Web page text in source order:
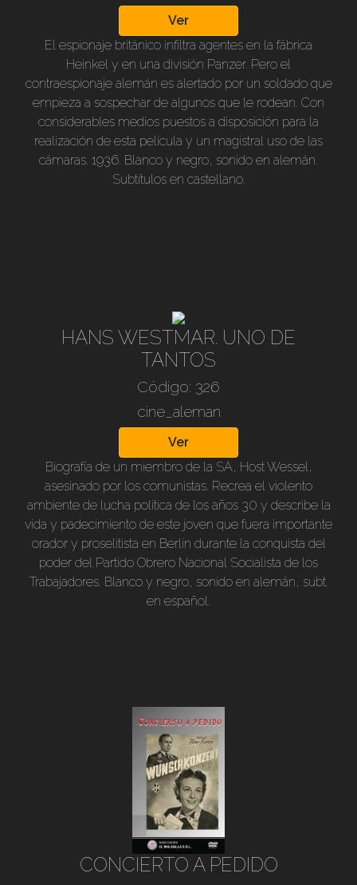
Ver
El espionaje británico infiltra agentes en la fábrica
Heinkel y en una división Panzer. Pero el
contraespionaje alemán es alertado por un soldado que
empieza a sospechar de algunos que le rodean. Con
considerables medios puestos a disposición para la
realización de esta película y un magistral uso de las
cámaras. 1936. Blanco y negro, sonido en alemán.
Subtítulos en castellano.
HANS WESTMAR. UNO DE
TANTOS
Código: 326
cine_aleman
Ver
Biografía de un miembro de la SA, Host Wessel,
asesinado por los comunistas. Recrea el violento
ambiente de lucha política de los años 30 y describe la
vida y padecimiento de este joven que fuera importante
orador y proselitista en Berlín durante la conquista del
poder del Partido Obrero Nacional Socialista de los
Trabajadores. Blanco y negro, sonido en alemán, subt.
en español.
CONCIERTO A PEDIDO